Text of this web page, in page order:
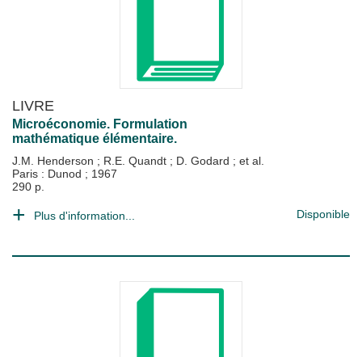
LIVRE
Microéconomie. Formulation
mathématique élémentaire.
J.M. Henderson ; R.E. Quandt ; D. Godard ; et al.
Paris : Dunod ; 1967
290 p.
Plus d'information... Disponible